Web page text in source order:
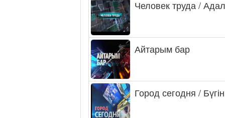
Человек труда /
Айтарым бар
Город сегодня /